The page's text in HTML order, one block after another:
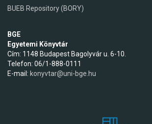
BUEB Repository (BORY)
BGE
Egyetemi Könyvtár
Cím: 1148 Budapest Bagolyvár u. 6-10.
Telefon: 06/1-888-0111
E-mail: konyvtar@uni-bge.hu